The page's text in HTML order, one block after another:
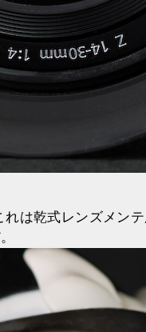
れは乾式レンズメン